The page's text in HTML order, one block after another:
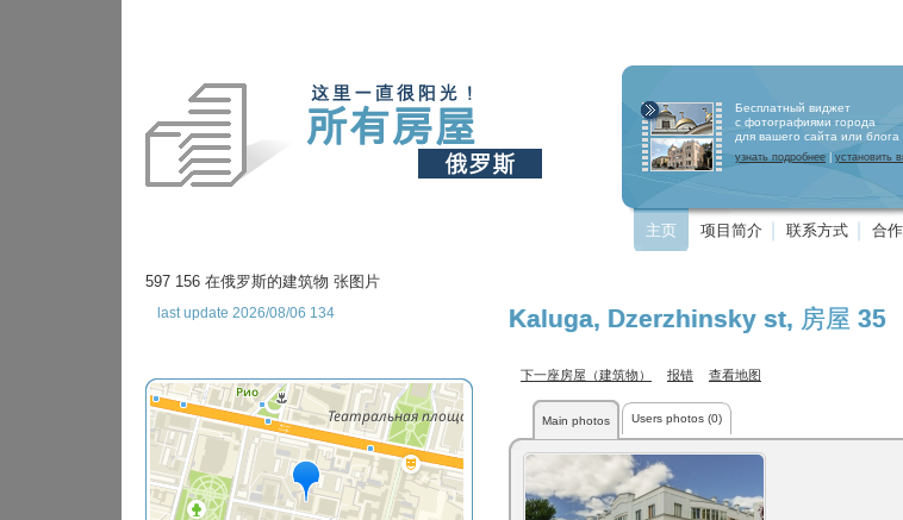
Бесплатный виджет
с фотографиями города
для вашего сайта или блога
узнать подробнее установить
主页 项目简介 联系方式 合
597 156 在俄罗斯的建筑物 张图片
last update 2026/08/06 134 Kaluga, Dzerzhinsky st, 房屋 35
下一座房屋（建筑物） 报错 查看地图
Main photos Users photos (0)